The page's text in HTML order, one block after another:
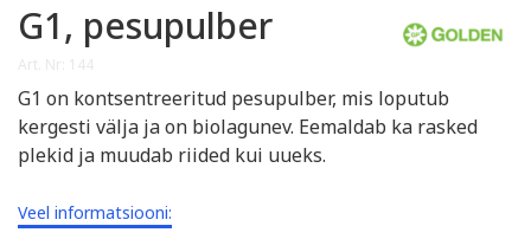
G1, pesupulber
G1 on kontsentreeritud pesupulber, mis loputub
kergesti välja ja on biolagunev. Eemaldab ka rasked
plekid ja muudab riided kui uueks.
Veel informatsiooni: